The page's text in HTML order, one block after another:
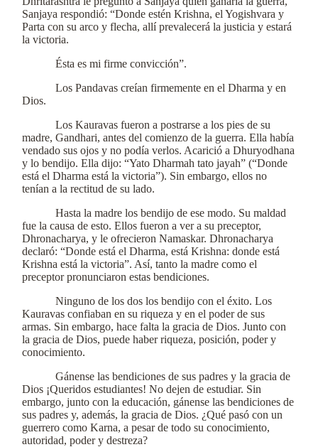
Sanjaya respondió: “Donde estén Krishna, el Yogishvara y
Parta con su arco y flecha, allí prevalecerá la justicia y estará
la victoria.
Ésta es mi firme convicción”.
Los Pandavas creían firmemente en el Dharma y en
Dios.
Los Kauravas fueron a postrarse a los pies de su
madre, Gandhari, antes del comienzo de la guerra. Ella había
vendado sus ojos y no podía verlos. Acarició a Dhuryodhana
y lo bendijo. Ella dijo: “Yato Dharmah tato jayah” (“Donde
está el Dharma está la victoria”). Sin embargo, ellos no
tenían a la rectitud de su lado.
Hasta la madre los bendijo de ese modo. Su maldad
fue la causa de esto. Ellos fueron a ver a su preceptor,
Dhronacharya, y le ofrecieron Namaskar. Dhronacharya
declaró: “Donde está el Dharma, está Krishna: donde está
Krishna está la victoria”. Así, tanto la madre como el
preceptor pronunciaron estas bendiciones.
Ninguno de los dos los bendijo con el éxito. Los
Kauravas confiaban en su riqueza y en el poder de sus
armas. Sin embargo, hace falta la gracia de Dios. Junto con
la gracia de Dios, puede haber riqueza, posición, poder y
conocimiento.
Gánense las bendiciones de sus padres y la gracia de
Dios ¡Queridos estudiantes! No dejen de estudiar. Sin
embargo, junto con la educación, gánense las bendiciones de
sus padres y, además, la gracia de Dios. ¿Qué pasó con un
guerrero como Karna, a pesar de todo su conocimiento,
autoridad, poder y destreza?